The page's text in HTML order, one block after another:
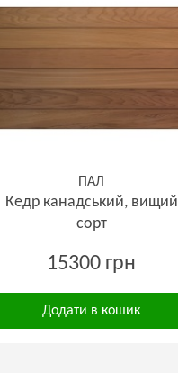
ПАЛ
Кедр канадський, вищий
сорт
15300 грн
Додати в кошик